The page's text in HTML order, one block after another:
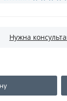
Нужна